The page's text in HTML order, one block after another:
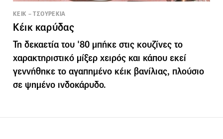
ΚΕΙΚ – ΤΣΟΥΡΕΚΙΑ
Κέικ καρύδας
Τη δεκαετία του '80 μπήκε στις κουζίνες το
χαρακτηριστικό μίξερ χειρός και κάπου εκεί
γεννήθηκε το αγαπημένο κέικ βανίλιας, πλούσιο
σε ψημένο ινδοκάρυδο.